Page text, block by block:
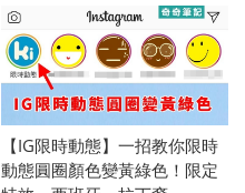
【IG限時動態】一招教你限時
動態圓圈顏色變黃綠色！限定